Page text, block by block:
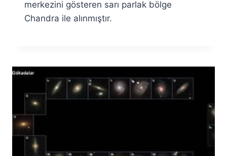
merkezini gösteren sarı parlak bölge
Chandra ile alınmıştır.